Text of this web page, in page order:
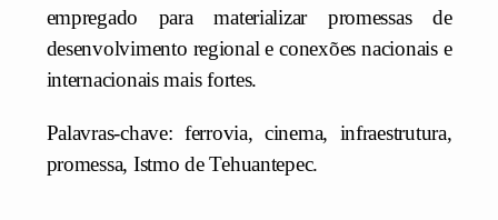
empregado para materializar promessas de
desenvolvimento regional e conexões nacionais e
internacionais mais fortes.
Palavras-chave: ferrovia, cinema, infraestrutura,
promessa, Istmo de Tehuantepec.